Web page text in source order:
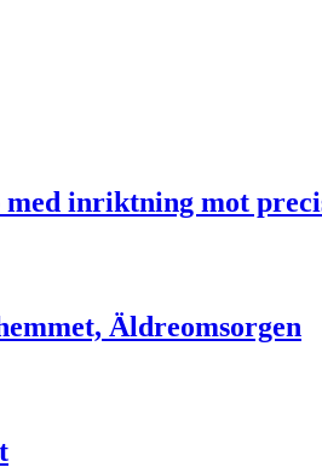
inriktning mot
Äldreomsorgen